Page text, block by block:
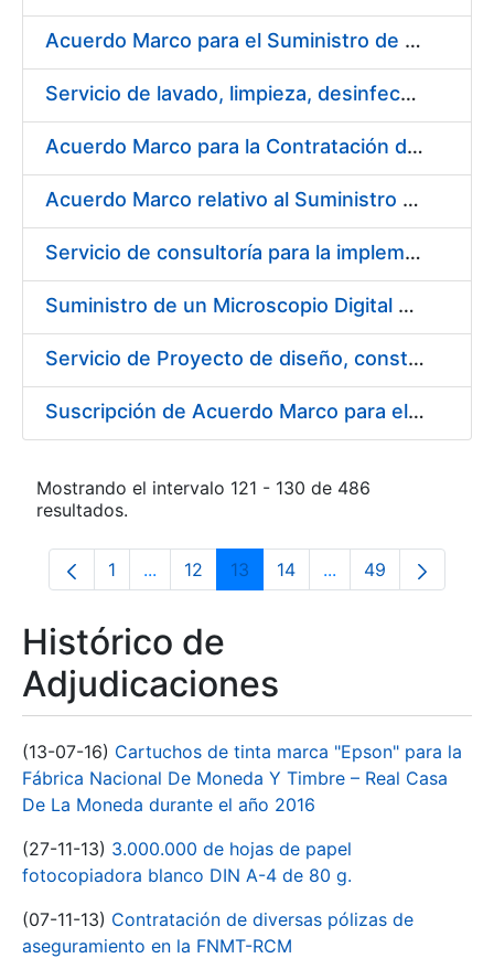
Acuerdo Marco para el Suministro de Droguería y Limpieza para la FNMT-RCM durante el año 2019 en su Sede de Madrid
Servicio de lavado, limpieza, desinfección y descontaminación de la ropa de trabajo del personal de la FNMT-RCM de Madrid
Acuerdo Marco para la Contratación de Fabricación de Piezas
Acuerdo Marco relativo al Suministro de Informáticos 2019
Servicio de consultoría para la implementación de un Proceso Automatizado de Preparación de Expedientes de Compras
Suministro de un Microscopio Digital Automático
Servicio de Proyecto de diseño, construcción, montaje, desmontaje y transporte de stands durante 2019
Suscripción de Acuerdo Marco para el Suministro de Sillería Ergonómica para la FNMT-RCM
Mostrando el intervalo 121 - 130 de 486
resultados.
Página
1 ...Páginas intermedias Use TAB para
Página
12 Página
13 Página
14 ...PáginasPágina
49
Histórico de
Adjudicaciones
(13-07-16) Cartuchos de tinta marca "Epson" para la
Fábrica Nacional De Moneda Y Timbre – Real Casa
De La Moneda durante el año 2016
(27-11-13) 3.000.000 de hojas de papel
fotocopiadora blanco DIN A-4 de 80 g.
(07-11-13) Contratación de diversas pólizas de
aseguramiento en la FNMT-RCM